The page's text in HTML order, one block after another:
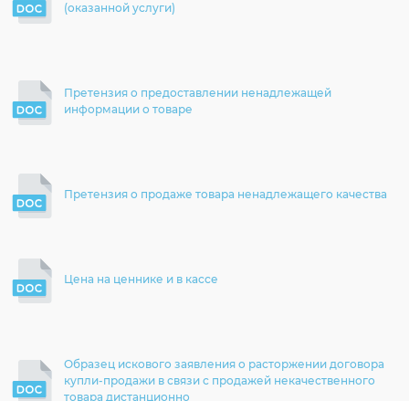
(оказанной услуги)
Претензия о предоставлении ненадлежащей
информации о товаре
Претензия о продаже товара ненадлежащего качества
Цена на ценнике и в кассе
Образец искового заявления о расторжении договора
купли-продажи в связи с продажей некачественного
товара дистанционно